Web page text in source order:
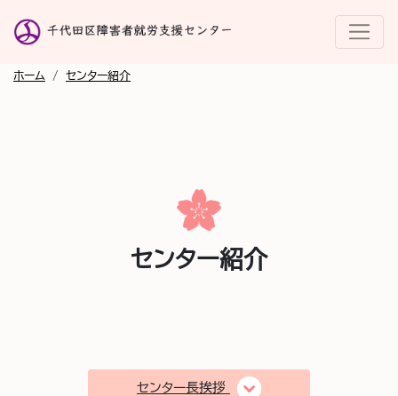
ホーム / センター紹介
センター紹介
センター長挨拶